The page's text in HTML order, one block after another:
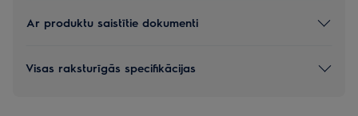
Ar produktu saistītie dokumenti
Visas raksturīgās specifikācijas